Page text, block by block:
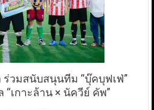
วมสนับสนุนทีม “บุ๊คบุฟเฟ่”
เกาะล้าน × นัควีย์ คัพ”